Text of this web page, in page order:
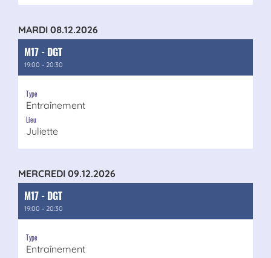
MARDI 08.12.2026
M17 - DGT
19:00 - 20:30
Type
Entraînement
Lieu
Juliette
MERCREDI 09.12.2026
M17 - DGT
19:00 - 20:30
Type
Entraînement